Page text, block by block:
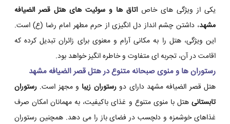
یکی از ویژگی های خاصاتاق ها و سوئیت های هتل قصر الضیافه
مشهد، داشتن چشم انداز دل انگیزی از حرم مطهر امام رضا (ع) است.
این ویژگی، هتل را به مکانی آرام و معنوی برای زائران تبدیل کرده که
اقامت در آن، تجربه ای متفاوت و خاطره انگیز خواهد بود.
رستوران ها و منوی صبحانه متنوع در هتل قصر الضیافه مشهد
هتل قصر الضیافه مشهد دارای دورستوران زیبا و مجهز است. رستوران
تابستانی هتل با منوی متنوع و غذای باکیفیت، به مهمانان امکان صرف
غذاهای خوشمزه و دلچسب در فضای باز را می دهد. همچنین رستوران